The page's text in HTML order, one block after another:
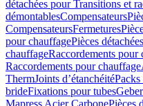
détachées pour Transitions et
démontablesCompensateurs
CompensateursFermetures
pour chauffagePièces
chauffageRaccordements pour
Raccordements pour chauffage
ThermJoints d’étanchéitéPacks
brideFixations pour tubes
Mapress Acier CarbonePièces